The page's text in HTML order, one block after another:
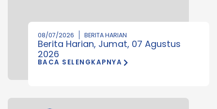
08/07/2026 BERITA HARIAN
Berita Harian, Jumat, 07 Agustus
2026
BACA SELENGKAPNYA